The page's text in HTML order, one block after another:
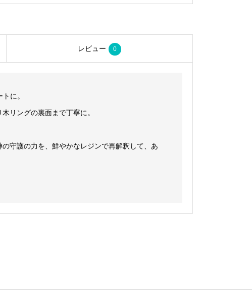
レビュー 0
に。
リングの裏面まで丁寧に。
守護の力を、鮮やかなレジンで再解釈して、あ